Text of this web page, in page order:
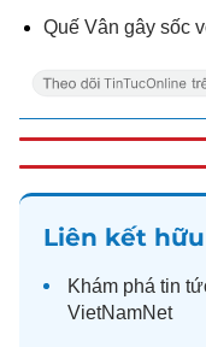
Quế Vân gây sốc
Liên kết
Khám phá tin
VietNamNet